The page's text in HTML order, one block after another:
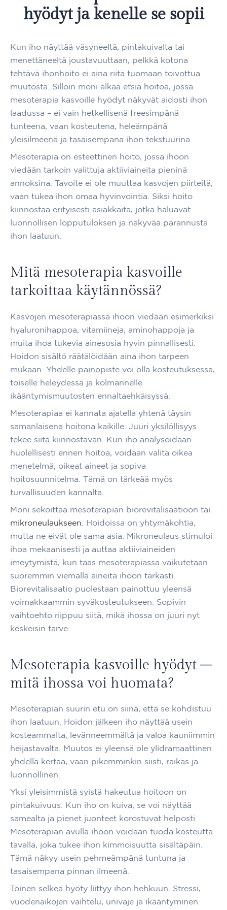
hyödyt ja kenelle se sopii
Kun iho näyttää väsyneeltä, pintakuivalta tai
menettäneeltä joustavuuttaan, pelkkä kotona
tehtävä ihonhoito ei aina riitä tuomaan toivottua
muutosta. Silloin moni alkaa etsiä hoitoa, jossa
mesoterapia kasvoille hyödyt näkyvät aidosti ihon
laadussa – ei vain hetkellisenä freesimpänä
tunteena, vaan kosteutena, heleämpänä
yleisilmeenä ja tasaisempana ihon tekstuurina.
Mesoterapia on esteettinen hoito, jossa ihoon
viedään tarkoin valittuja aktiiviaineita pieninä
annoksina. Tavoite ei ole muuttaa kasvojen piirteitä,
vaan tukea ihon omaa hyvinvointia. Siksi hoito
kiinnostaa erityisesti asiakkaita, jotka haluavat
luonnollisen lopputuloksen ja näkyvää parannusta
ihon laatuun.
Mitä mesoterapia kasvoille
tarkoittaa käytännössä?
Kasvojen mesoterapiassa ihoon viedään esimerkiksi
hyaluronihappoa, vitamiineja, aminohappoja ja
muita ihoa tukevia ainesosia hyvin pinnallisesti.
Hoidon sisältö räätälöidään aina ihon tarpeen
mukaan. Yhdelle painopiste voi olla kosteutuksessa,
toiselle heleydessä ja kolmannelle
ikääntymismuutosten ennaltaehkäisyssä.
Mesoterapiaa ei kannata ajatella yhtenä täysin
samanlaisena hoitona kaikille. Juuri yksilöllisyys
tekee siitä kiinnostavan. Kun iho analysoidaan
huolellisesti ennen hoitoa, voidaan valita oikea
menetelmä, oikeat aineet ja sopiva
hoitosuunnitelma. Tämä on tärkeää myös
turvallisuuden kannalta.
Moni sekoittaa mesoterapian biorevitalisaatioon tai
mikroneulaukseen . Hoidoissa on yhtymäkohtia,
mutta ne eivät ole sama asia. Mikroneulaus stimuloi
ihoa mekaanisesti ja auttaa aktiiviaineiden
imeytymistä, kun taas mesoterapiassa vaikutetaan
suoremmin viemällä aineita ihoon tarkasti.
Biorevitalisaatio puolestaan painottuu yleensä
voimakkaammin syväkosteutukseen. Sopivin
vaihtoehto riippuu siitä, mikä ihossa on juuri nyt
keskeisin tarve.
Mesoterapia kasvoille hyödyt –
mitä ihossa voi huomata?
Mesoterapian suurin etu on siinä, että se kohdistuu
ihon laatuun. Hoidon jälkeen iho näyttää usein
kosteammalta, levänneemmältä ja valoa kauniimmin
heijastavalta. Muutos ei yleensä ole ylidramaattinen
yhdellä kertaa, vaan pikemminkin siisti, raikas ja
luonnollinen.
Yksi yleisimmistä syistä hakeutua hoitoon on
pintakuivuus. Kun iho on kuiva, se voi näyttää
samealta ja pienet juonteet korostuvat helposti.
Mesoterapian avulla ihoon voidaan tuoda kosteutta
tavalla, joka tukee ihon kimmoisuutta sisältäpäin.
Tämä näkyy usein pehmeämpänä tuntuna ja
tasaisempana pinnan ilmeenä.
Toinen selkeä hyöty liittyy ihon hehkuun. Stressi,
vuodenaikojen vaihtelu, univaje ja ikääntyminen